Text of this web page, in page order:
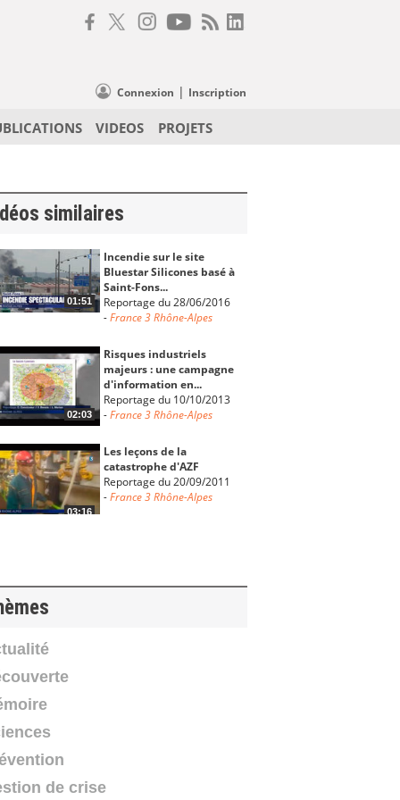
Connexion | Inscription
VIDEOS PROJETS
similaires
01:51
Incendie sur le site
Bluestar Silicones basé à
Saint-Fons...
Reportage du 28/06/2016
-France 3 Rhône-Alpes
02:03
Risques industriels
majeurs : une campagne
d'information en...
Reportage du 10/10/2013
-France 3 Rhône-Alpes
03:16
Les leçons de la
catastrophe d'AZF
Reportage du 20/09/2011
-France 3 Rhône-Alpes
02:02
01:46
2023
de crise